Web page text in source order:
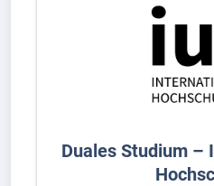
Duales Studium –